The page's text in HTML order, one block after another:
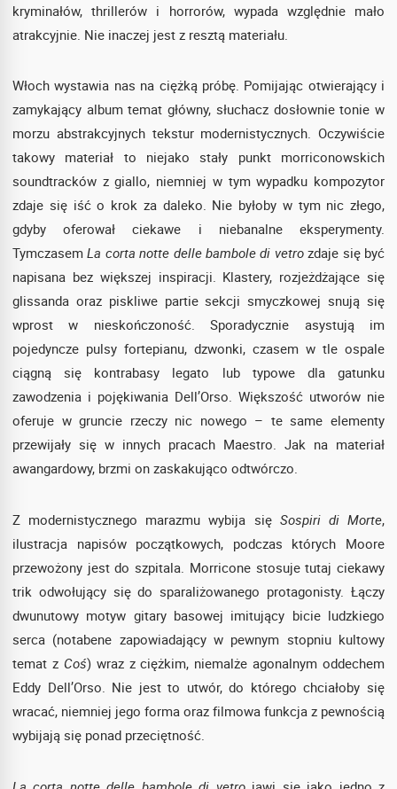
kryminałów, thrillerów i horrorów, wypada względnie mało
atrakcyjnie. Nie inaczej jest z resztą materiału.
Włoch wystawia nas na ciężką próbę. Pomijając otwierający i
zamykający album temat główny, słuchacz dosłownie tonie w
morzu abstrakcyjnych tekstur modernistycznych. Oczywiście
takowy materiał to niejako stały punkt morriconowskich
soundtracków z giallo, niemniej w tym wypadku kompozytor
zdaje się iść o krok za daleko. Nie byłoby w tym nic złego,
gdyby oferował ciekawe i niebanalne eksperymenty.
TymczasemLa corta notte delle bambole di vetrozdaje się być
napisana bez większej inspiracji. Klastery, rozjeżdżające się
glissanda oraz piskliwe partie sekcji smyczkowej snują się
wprost w nieskończoność. Sporadycznie asystują im
pojedyncze pulsy fortepianu, dzwonki, czasem w tle ospale
ciągną się kontrabasy legato lub typowe dla gatunku
zawodzenia i pojękiwania Dell’Orso. Większość utworów nie
oferuje w gruncie rzeczy nic nowego – te same elementy
przewijały się w innych pracach Maestro. Jak na materiał
awangardowy, brzmi on zaskakująco odtwórczo.
Z modernistycznego marazmu wybija się Sospiri di Morte,
ilustracja napisów początkowych, podczas których Moore
przewożony jest do szpitala. Morricone stosuje tutaj ciekawy
trik odwołujący się do sparaliżowanego protagonisty. Łączy
dwunutowy motyw gitary basowej imitujący bicie ludzkiego
serca (notabene zapowiadający w pewnym stopniu kultowy
temat z Coś) wraz z ciężkim, niemalże agonalnym oddechem
Eddy Dell’Orso. Nie jest to utwór, do którego chciałoby się
wracać, niemniej jego forma oraz filmowa funkcja z pewnością
wybijają się ponad przeciętność.